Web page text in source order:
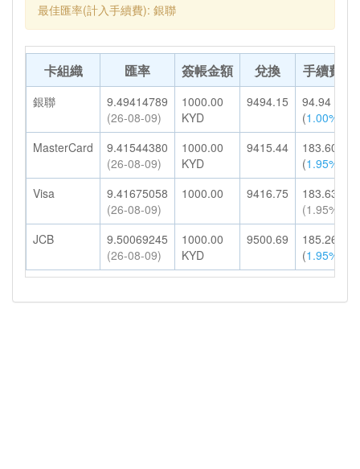
最佳匯率(計入手續費): 銀聯
卡組織 匯率 簽帳金額 兌換 手續費
銀聯
9.49414789
(26-08-09)
1000.00
KYD
9494.15
94.94
(1.00%
MasterCard
9.41544380
(26-08-09)
1000.00
KYD
9415.44
183.60
(1.95%
Visa
9.41675058
(26-08-09)
1000.00 9416.75
183.63
(1.95%)
JCB
9.50069245
(26-08-09)
1000.00
KYD
9500.69
185.26
(1.95%